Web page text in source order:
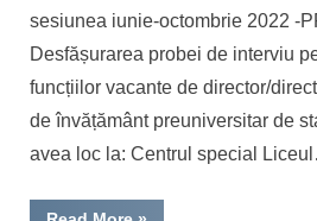
sesiunea iunie-octombrie 2022 -
Desfășurarea probei de interviu
funcțiilor vacante de director/
de învățământ preuniversitar de
avea loc la: Centrul special